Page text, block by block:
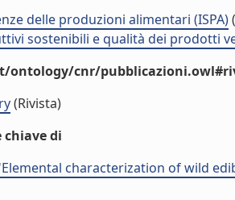
delle produzioni alimentari (ISPA)
sostenibili e qualità dei prodotti
ontology/cnr/
(Rivista)
chiave di
characterization of wild